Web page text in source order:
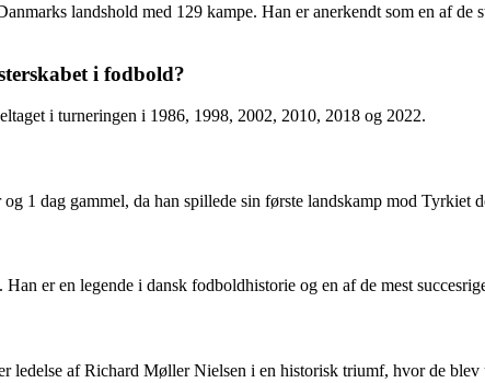
landshold med 129 kampe. Han er anerkendt som en af de
i fodbold?
i turneringen i 1986, 1998, 2002, 2010, 2018 og 2022.
1 dag gammel, da han spillede sin første landskamp mod Tyrkiet
er en legende i dansk fodboldhistorie og en af de mest
af Richard Møller Nielsen i en historisk triumf, hvor de blev